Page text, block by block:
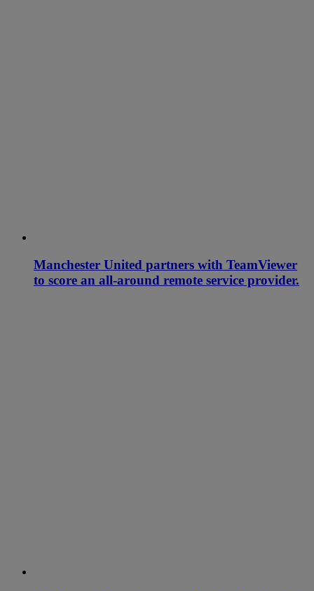
Manchester United partners with TeamViewer
to score an all-around remote service provider.